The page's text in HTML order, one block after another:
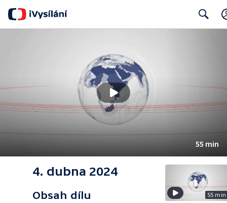
55 min
4. dubna 2024
Obsah dílu
55 min